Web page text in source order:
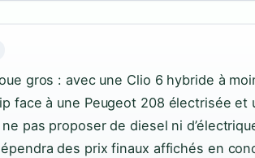
gros : avec une Clio 6 hybride à
face à une Peugeot 208 électrisée
pas proposer de diesel ni
des prix finaux affichés en